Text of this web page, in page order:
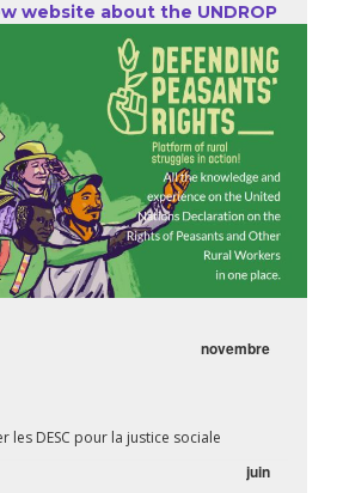
website about the UNDROP
novembre
les DESC pour la justice sociale
juin